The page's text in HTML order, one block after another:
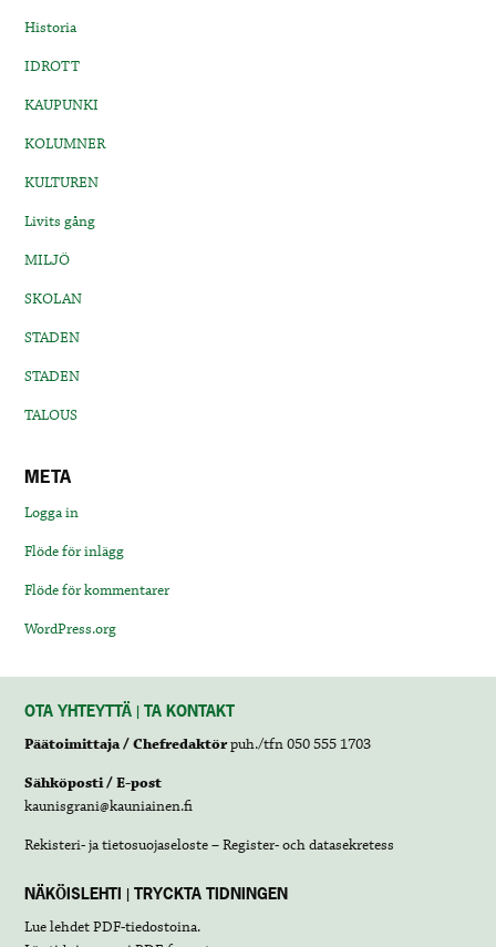
Historia
IDROTT
KAUPUNKI
KOLUMNER
KULTUREN
Livits gång
MILJÖ
SKOLAN
STADEN
STADEN
TALOUS
META
Logga in
Flöde för inlägg
Flöde för kommentarer
WordPress.org
OTA YHTEYTTÄ | TA KONTAKT
Päätoimittaja / Chefredaktörpuh./tfn 050 555 1703
Sähköposti / E-post
kaunisgrani@kauniainen.fi
Rekisteri- ja tietosuojaseloste – Register- och datasekretess
NÄKÖISLEHTI | TRYCKTA TIDNINGEN
Lue lehdetPDF-tiedostoina.